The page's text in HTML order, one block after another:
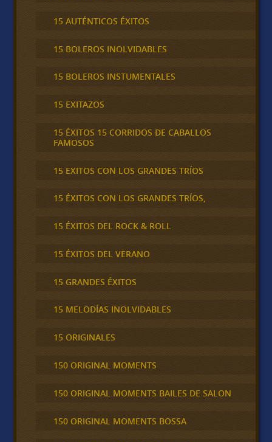
15 AUTÉNTICOS ÉXITOS
15 BOLEROS INOLVIDABLES
15 BOLEROS INSTUMENTALES
15 EXITAZOS
15 ÉXITOS 15 CORRIDOS DE CABALLOS
FAMOSOS
15 EXITOS CON LOS GRANDES TRÍOS
15 ÉXITOS CON LOS GRANDES TRÍOS,
15 ÉXITOS DEL ROCK & ROLL
15 ÉXITOS DEL VERANO
15 GRANDES ÉXITOS
15 MELODÍAS INOLVIDABLES
15 ORIGINALES
150 ORIGINAL MOMENTS
150 ORIGINAL MOMENTS BAILES DE SALON
150 ORIGINAL MOMENTS BOSSA